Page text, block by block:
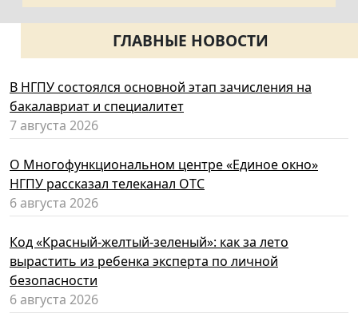
ГЛАВНЫЕ НОВОСТИ
В НГПУ состоялся основной этап зачисления на
бакалавриат и специалитет
7 августа 2026
О Многофункциональном центре «Единое окно»
НГПУ рассказал телеканал ОТС
6 августа 2026
Код «Красный-желтый-зеленый»: как за лето
вырастить из ребенка эксперта по личной
безопасности
6 августа 2026